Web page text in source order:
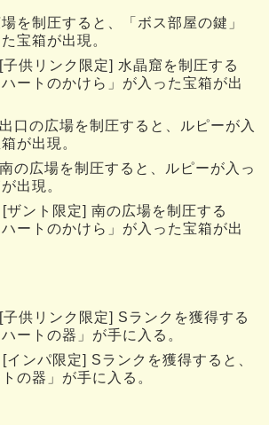
を制圧すると、「ボス部屋の鍵」
宝箱が出現。
[子供リンク限定] 水晶窟を制圧する
ートのかけら」が入った宝箱が出
出口の広場を制圧すると、ルピーが入
が出現。
南の広場を制圧すると、ルピーが入っ
出現。
[ザント限定] 南の広場を制圧する
ートのかけら」が入った宝箱が出
[子供リンク限定] Sランクを獲得する
ートの器」が手に入る。
[インパ限定] Sランクを獲得すると、
トの器」が手に入る。